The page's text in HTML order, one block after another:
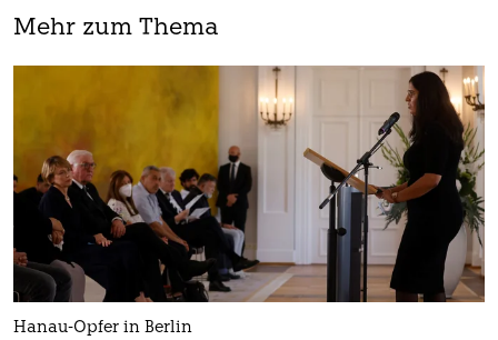
Mehr zum Thema
Hanau-Opfer in Berlin